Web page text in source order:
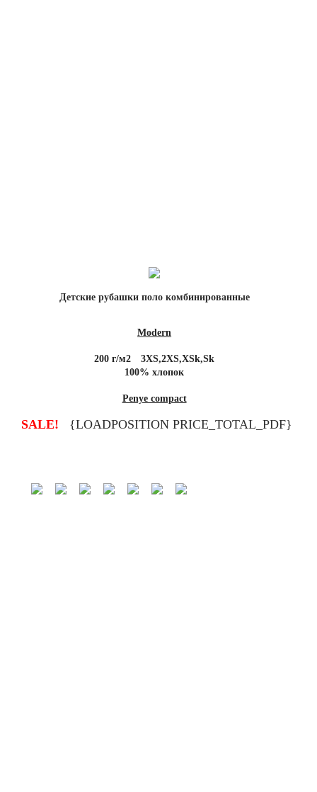
Детские рубашки поло комбинированные
Modern
200 г/м2
3XS,2XS,XSk,Sk
100% хлопок
Penye compact
{LOADPOSITION PRICE_TOTAL_PDF}